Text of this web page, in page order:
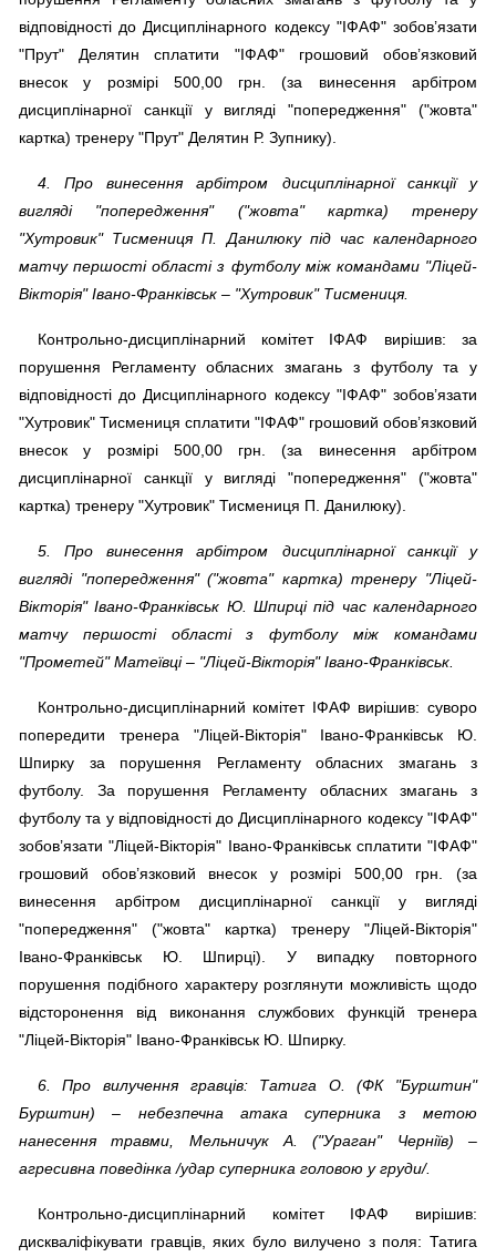
відповідності до Дисциплінарного кодексу "ІФАФ" зобов’язати
"Прут" Делятин сплатити "ІФАФ" грошовий обов’язковий
внесок у розмірі 500,00 грн. (за винесення арбітром
дисциплінарної санкції у вигляді "попередження" ("жовта"
картка) тренеру "Прут" Делятин Р. Зупнику).
4. Про винесення арбітром дисциплінарної санкції у
вигляді "попередження" ("жовта" картка) тренеру
"Хутровик" Тисмениця П. Данилюку під час календарного
матчу першості області з футболу між командами "Ліцей-
Вікторія" Івано-Франківськ – "Хутровик" Тисмениця.
Контрольно-дисциплінарний комітет ІФАФ вирішив: за
порушення Регламенту обласних змагань з футболу та у
відповідності до Дисциплінарного кодексу "ІФАФ" зобов’язати
"Хутровик" Тисмениця сплатити "ІФАФ" грошовий обов’язковий
внесок у розмірі 500,00 грн. (за винесення арбітром
дисциплінарної санкції у вигляді "попередження" ("жовта"
картка) тренеру "Хутровик" Тисмениця П. Данилюку).
5. Про винесення арбітром дисциплінарної санкції у
вигляді "попередження" ("жовта" картка) тренеру "Ліцей-
Вікторія" Івано-Франківськ Ю. Шпирці під час календарного
матчу першості області з футболу між командами
"Прометей" Матеївці – "Ліцей-Вікторія" Івано-Франківськ.
Контрольно-дисциплінарний комітет ІФАФ вирішив: суворо
попередити тренера "Ліцей-Вікторія" Івано-Франківськ Ю.
Шпирку за порушення Регламенту обласних змагань з
футболу. За порушення Регламенту обласних змагань з
футболу та у відповідності до Дисциплінарного кодексу "ІФАФ"
зобов’язати "Ліцей-Вікторія" Івано-Франківськ сплатити "ІФАФ"
грошовий обов’язковий внесок у розмірі 500,00 грн. (за
винесення арбітром дисциплінарної санкції у вигляді
"попередження" ("жовта" картка) тренеру "Ліцей-Вікторія"
Івано-Франківськ Ю. Шпирці). У випадку повторного
порушення подібного характеру розглянути можливість щодо
відсторонення від виконання службових функцій тренера
"Ліцей-Вікторія" Івано-Франківськ Ю. Шпирку.
6. Про вилучення гравців: Татига О. (ФК "Бурштин"
Бурштин) – небезпечна атака суперника з метою
нанесення травми, Мельничук А. ("Ураган" Черніїв) –
агресивна поведінка /удар суперника головою у груди/.
Контрольно-дисциплінарний комітет ІФАФ вирішив:
дискваліфікувати гравців, яких було вилучено з поля: Татига